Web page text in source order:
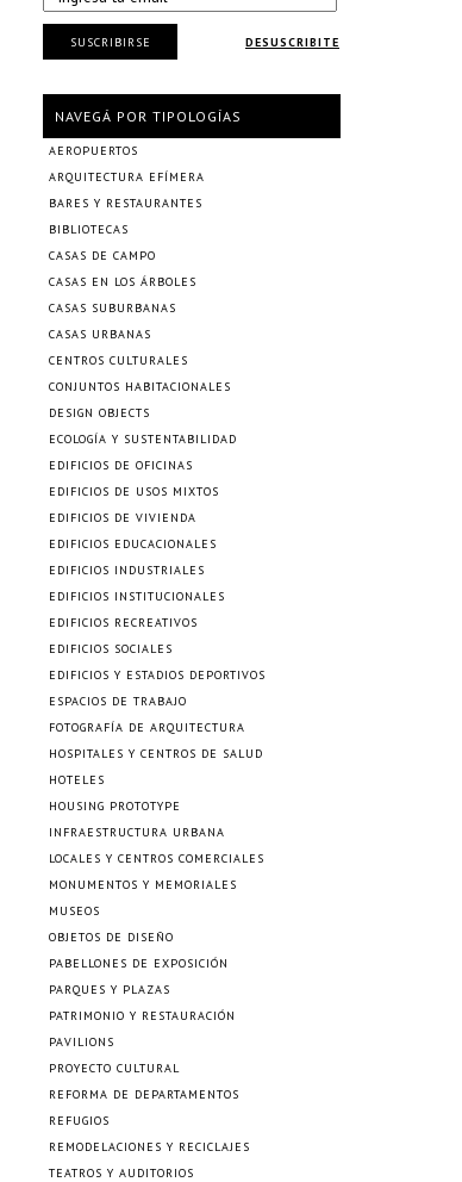
DESUSCRIBITE
SUSCRIBIRSE
NAVEGÁ POR TIPOLOGÍAS
AEROPUERTOS
ARQUITECTURA EFÍMERA
BARES Y RESTAURANTES
BIBLIOTECAS
CASAS DE CAMPO
CASAS EN LOS ÁRBOLES
CASAS SUBURBANAS
CASAS URBANAS
CENTROS CULTURALES
CONJUNTOS HABITACIONALES
DESIGN OBJECTS
ECOLOGÍA Y SUSTENTABILIDAD
EDIFICIOS DE OFICINAS
EDIFICIOS DE USOS MIXTOS
EDIFICIOS DE VIVIENDA
EDIFICIOS EDUCACIONALES
EDIFICIOS INDUSTRIALES
EDIFICIOS INSTITUCIONALES
EDIFICIOS RECREATIVOS
EDIFICIOS SOCIALES
EDIFICIOS Y ESTADIOS DEPORTIVOS
ESPACIOS DE TRABAJO
FOTOGRAFÍA DE ARQUITECTURA
HOSPITALES Y CENTROS DE SALUD
HOTELES
HOUSING PROTOTYPE
INFRAESTRUCTURA URBANA
LOCALES Y CENTROS COMERCIALES
MONUMENTOS Y MEMORIALES
MUSEOS
OBJETOS DE DISEÑO
PABELLONES DE EXPOSICIÓN
PARQUES Y PLAZAS
PATRIMONIO Y RESTAURACIÓN
PAVILIONS
PROYECTO CULTURAL
REFORMA DE DEPARTAMENTOS
REFUGIOS
REMODELACIONES Y RECICLAJES
TEATROS Y AUDITORIOS